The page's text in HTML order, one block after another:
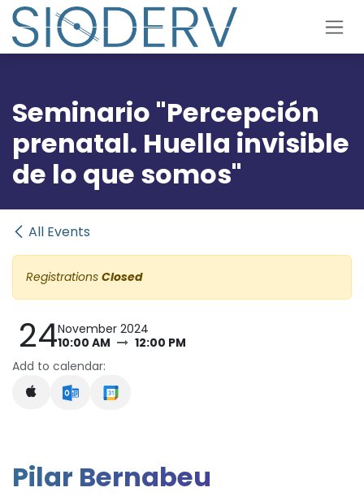
Skip to Content
Seminario "Percepción
prenatal. Huella invisible
de lo que somos"
All Events
Registrations Closed
24November 2024
10:00 AM
12:00 PM
Add to calendar:
Pilar Bernabeu